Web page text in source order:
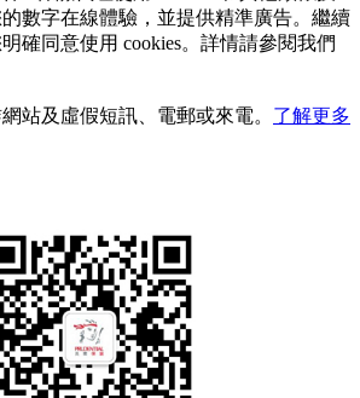
數字在線體驗，並提供精準廣告。繼續
確同意使用 cookies。詳情請參閱我們
站及虛假短訊、電郵或來電。 了解更多